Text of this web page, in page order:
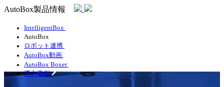
AutoBox製品情報
IntelligentBox
AutoBox
ロボット連携
AutoBox動画
AutoBox Boxer
導入事例